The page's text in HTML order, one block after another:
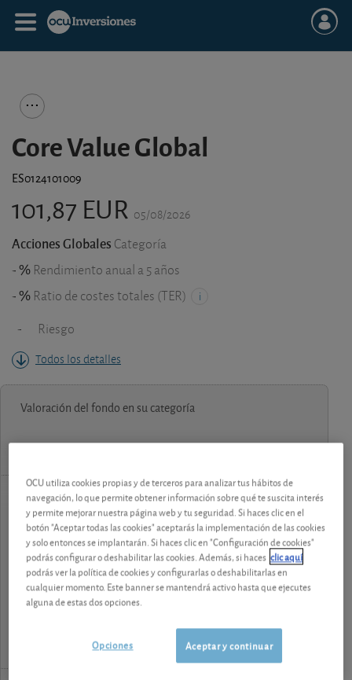
Core Value Global
ES0124101009
101,87 EUR 05/08/2026
Acciones Globales Categoría
- % Rendimiento anual a 5 años
- % Ratio de costes totales (TER)
- Riesgo
Todos los detalles
Valoración del fondo en su categoría
contenido premium
Los análisis y consejos de nuestros expertos están
reservados a los socios.
¡Pruebe 1 mes Gratis!
OCU utiliza cookies propias y de terceros para analizar tus hábitos de
navegación, lo que permite obtener información sobre qué te suscita interés
y permite mejorar nuestra página web y tu seguridad. Si haces clic en el
botón "Aceptar todas las cookies" aceptarás la implementación de las cookies
y solo entonces se implantarán. Si haces clic en "Configuración de cookies"
podrás configurar o deshabilitar las cookies. Además, si haces clic aquí
podrás ver la política de cookies y configurarlas o deshabilitarlas en
cualquier momento. Este banner se mantendrá activo hasta que ejecutes
alguna de estas dos opciones.
Aceptar y continuar
Opciones